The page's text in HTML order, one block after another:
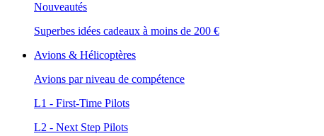
Nouveautés
Superbes idées cadeaux à moins de 200 €
Avions & Hélicoptères
Avions par niveau de compétence
L1 - First-Time Pilots
L2 - Next Step Pilots